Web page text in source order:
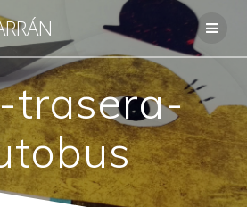
al
contenido
trasera-